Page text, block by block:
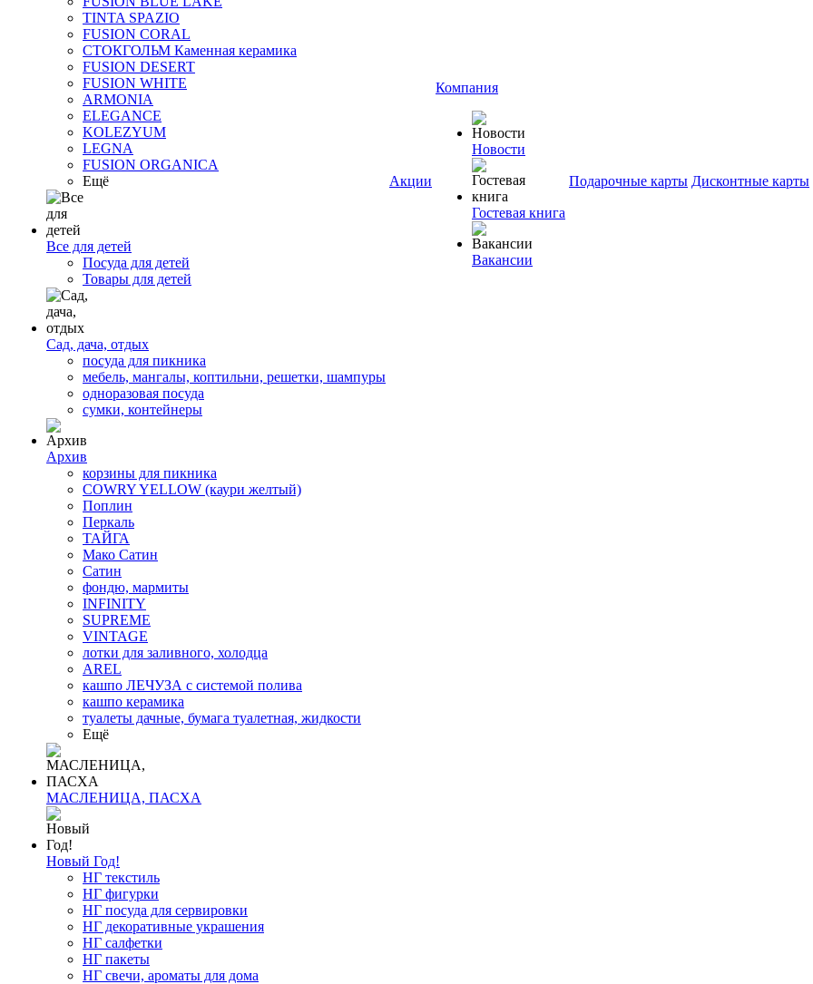
TINTA SPAZIO
FUSION CORAL
СТОКГОЛЬМ Каменная керамика
FUSION DESERT
FUSION WHITE
ARMONIA
ELEGANCE
KOLEZYUM
LEGNA
FUSION ORGANICA
Ещё
Все для детей
Посуда для детей
Товары для детей
Сад, дача, отдых
посуда для пикника
мебель, мангалы, коптильни, решетки, шампуры
одноразовая посуда
сумки, контейнеры
Архив
корзины для пикника
COWRY YELLOW (каури желтый)
Поплин
Перкаль
ТАЙГА
Мако Сатин
Сатин
фондю, мармиты
INFINITY
SUPREME
VINTAGE
лотки для заливного, холодца
AREL
кашпо ЛЕЧУЗА с системой полива
кашпо керамика
туалеты дачные, бумага туалетная, жидкости
Ещё
МАСЛЕНИЦА, ПАСХА
Новый Год!
НГ текстиль
НГ фигурки
НГ посуда для сервировки
НГ декоративные украшения
НГ салфетки
НГ пакеты
НГ свечи, ароматы для дома
Акции
Компания
Новости
Гостевая книга
Вакансии
Подарочные карты Дисконтные карты